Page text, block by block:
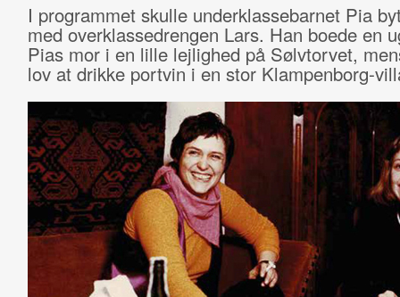
I programmet skulle underklassebarnet Pia
med overklassedrengen Lars. Han boede en
Pias mor i en lille lejlighed på Sølvtorvet,
lov at drikke portvin i en stor Klampenborg-